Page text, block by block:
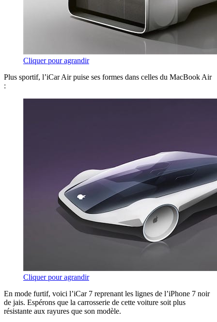
Cliquer pour agrandir
Plus sportif, l’iCar Air puise ses formes dans celles du MacBook Air
:
Cliquer pour agrandir
En mode furtif, voici l’iCar 7 reprenant les lignes de l’iPhone 7 noir
de jais. Espérons que la carrosserie de cette voiture soit plus
résistante aux rayures que son modèle.